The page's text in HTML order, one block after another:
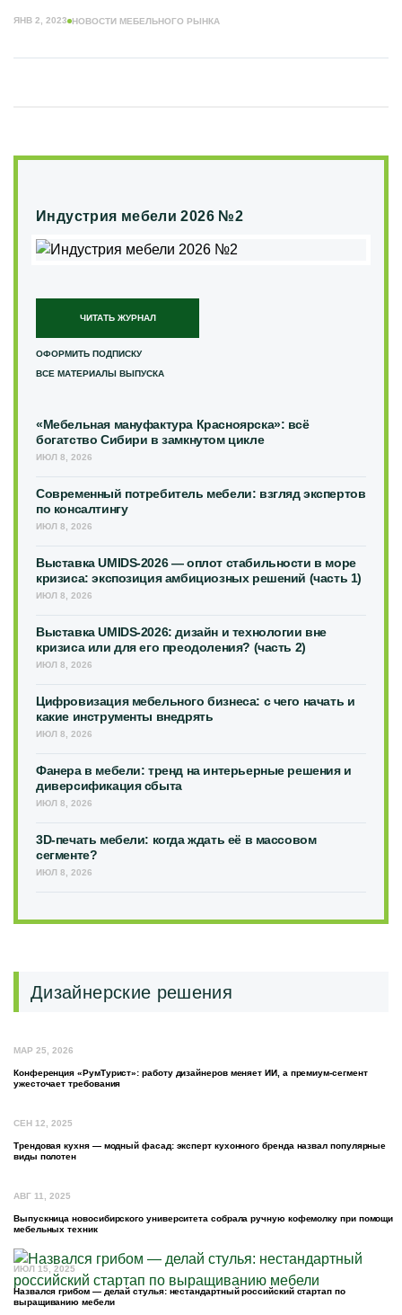
ЯНВ 2, 2023 НОВОСТИ МЕБЕЛЬНОГО РЫНКА
Индустрия мебели 2026 №2
ЧИТАТЬ ЖУРНАЛ
ОФОРМИТЬ ПОДПИСКУ
ВСЕ МАТЕРИАЛЫ ВЫПУСКА
«Мебельная мануфактура Красноярска»: всё
богатство Сибири в замкнутом цикле
ИЮЛ 8, 2026
Современный потребитель мебели: взгляд экспертов
по консалтингу
ИЮЛ 8, 2026
Выставка UMIDS-2026 — оплот стабильности в море
кризиса: экспозиция амбициозных решений (часть 1)
ИЮЛ 8, 2026
Выставка UMIDS-2026: дизайн и технологии вне
кризиса или для его преодоления? (часть 2)
ИЮЛ 8, 2026
Цифровизация мебельного бизнеса: с чего начать и
какие инструменты внедрять
ИЮЛ 8, 2026
Фанера в мебели: тренд на интерьерные решения и
диверсификация сбыта
ИЮЛ 8, 2026
3D-печать мебели: когда ждать её в массовом
сегменте?
ИЮЛ 8, 2026
Дизайнерские решения
МАР 25, 2026
Конференция «РумТурист»: работу дизайнеров меняет ИИ, а премиум-сегмент
ужесточает требования
СЕН 12, 2025
Трендовая кухня — модный фасад: эксперт кухонного бренда назвал популярные
виды полотен
АВГ 11, 2025
Выпускница новосибирского университета собрала ручную кофемолку при помощи
мебельных техник
ИЮЛ 15, 2025
Назвался грибом — делай стулья: нестандартный российский стартап по
выращиванию мебели